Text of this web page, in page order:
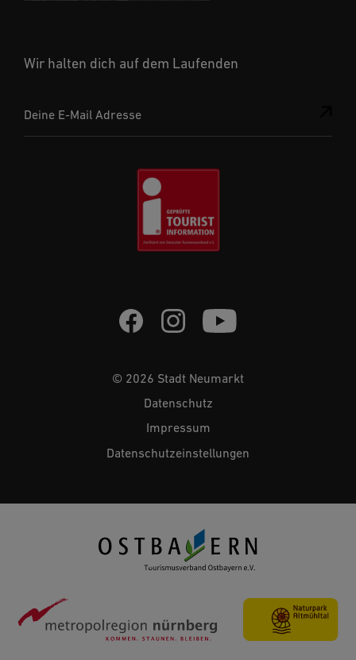
Wir halten dich auf dem Laufenden
Deine E-Mail Adresse
© 2026 Stadt Neumarkt
Datenschutz
Impressum
Datenschutzeinstellungen